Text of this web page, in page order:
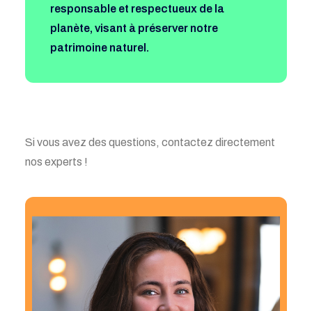
responsable et respectueux de la
planète, visant à préserver notre
patrimoine naturel .
Si vous avez des questions, contactez directement
nos experts !